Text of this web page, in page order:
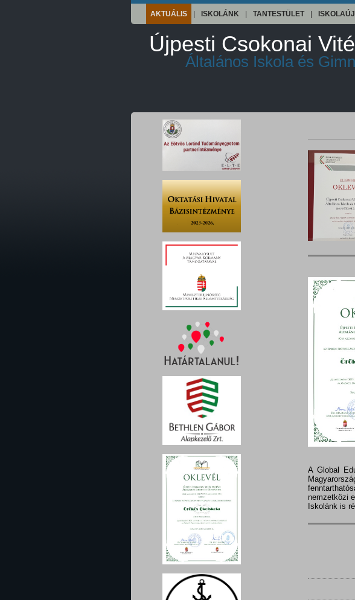
AKTUÁLIS ISKOLÁNK TANTESTÜLET
Újpesti Csokonai
Általános Iskola és
A Global
nemzetközi
Iskolánk is